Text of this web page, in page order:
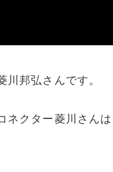
邦弘さんです。
ネクター菱川さんは